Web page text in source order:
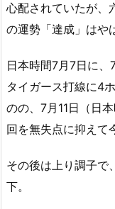
心配されていたが、
の運勢「達成」はや
日本時間7月7日に
タイガース打線に4
のの、7月11日（日
回を無失点に抑えて
その後は上り調子で
下。